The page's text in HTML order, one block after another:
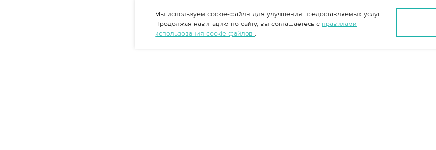
Мы используем cookie-файлы для улучшения предоставляемых услуг.
Продолжая навигацию по сайту, вы соглашаетесь с правилами
использования cookie-файлов .